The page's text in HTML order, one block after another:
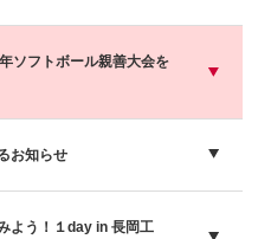
ソフトボール親善大会を
お知らせ
よう！１day in 長岡工